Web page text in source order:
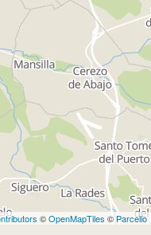
©OpenMapTiles © Parcello